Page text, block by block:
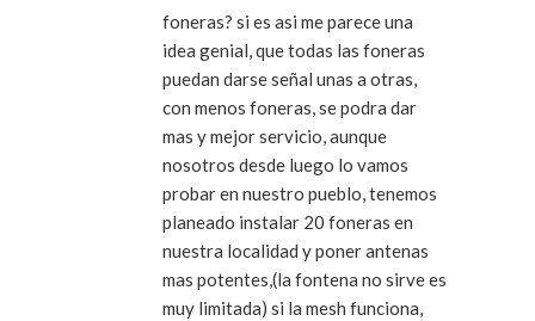
foneras? si es asi me parece una
idea genial, que todas las foneras
puedan darse señal unas a otras,
con menos foneras, se podra dar
mas y mejor servicio, aunque
nosotros desde luego lo vamos
probar en nuestro pueblo, tenemos
planeado instalar 20 foneras en
nuestra localidad y poner antenas
mas potentes,(la fontena no sirve es
muy limitada) si la mesh funciona,